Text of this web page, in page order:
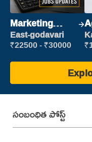
Marketing
Executive
East-godavari
₹22500 - ₹30000
సంబంధిత పోస్ట్